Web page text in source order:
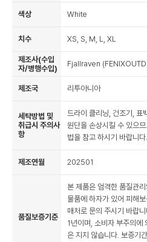
색상 White
치수 XS, S, M, L, XL
제조사(수입
자/병행수입)
Fjallraven
제조국 리투아니아
세탁방법 및
취급시 주의사
항
드라이 클리닝, 건조기, 표
원단을 손상시킬 수 있으
법을 참고 하시기 바랍니다.
제조연월 202501
품질보증기준
본 제품은 엄격한 품질관
물품에 하자가 있어 피해
매처로 문의 주시기 바랍
1년이며, 소비자 부주의에
은 지지 않습니다. 보증기